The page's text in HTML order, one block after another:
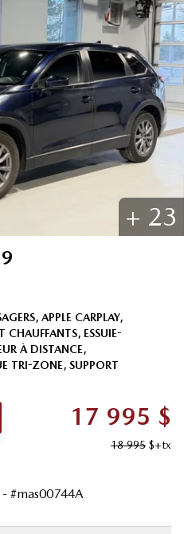
+ 23
APPLE CARPLAY,
ESSUIE-
À DISTANCE,
TRI-ZONE, SUPPORT
17 995 $
18 995$+tx
- #mas00744A